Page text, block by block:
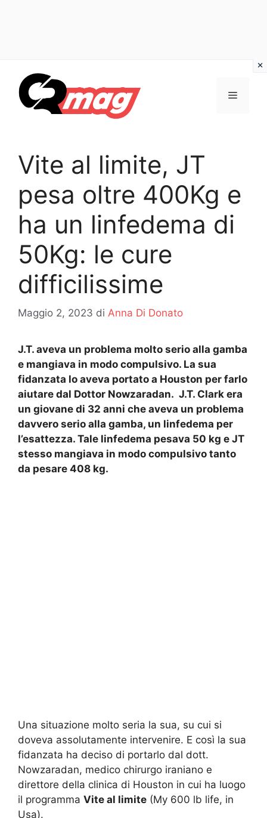
contenuto
Menu
Vite al limite, JT
pesa oltre 400Kg e
ha un linfedema di
50Kg: le cure
difficilissime
Maggio 2, 2023 di Anna Di Donato
J.T. aveva un problema molto serio alla gamba
e mangiava in modo compulsivo. La sua
fidanzata lo aveva portato a Houston per farlo
aiutare dal Dottor Nowzaradan. J.T. Clark era
un giovane di 32 anni che aveva un problema
davvero serio alla gamba, un linfedema per
l’esattezza. Tale linfedema pesava 50 kg e JT
stesso mangiava in modo compulsivo tanto
da pesare 408 kg.
Una situazione molto seria la sua, su cui si
doveva assolutamente intervenire. E così la sua
fidanzata ha deciso di portarlo dal dott.
Nowzaradan, medico chirurgo iraniano e
direttore della clinica di Houston in cui ha luogo
il programma Vite al limite (My 600 lb life, in
Usa).